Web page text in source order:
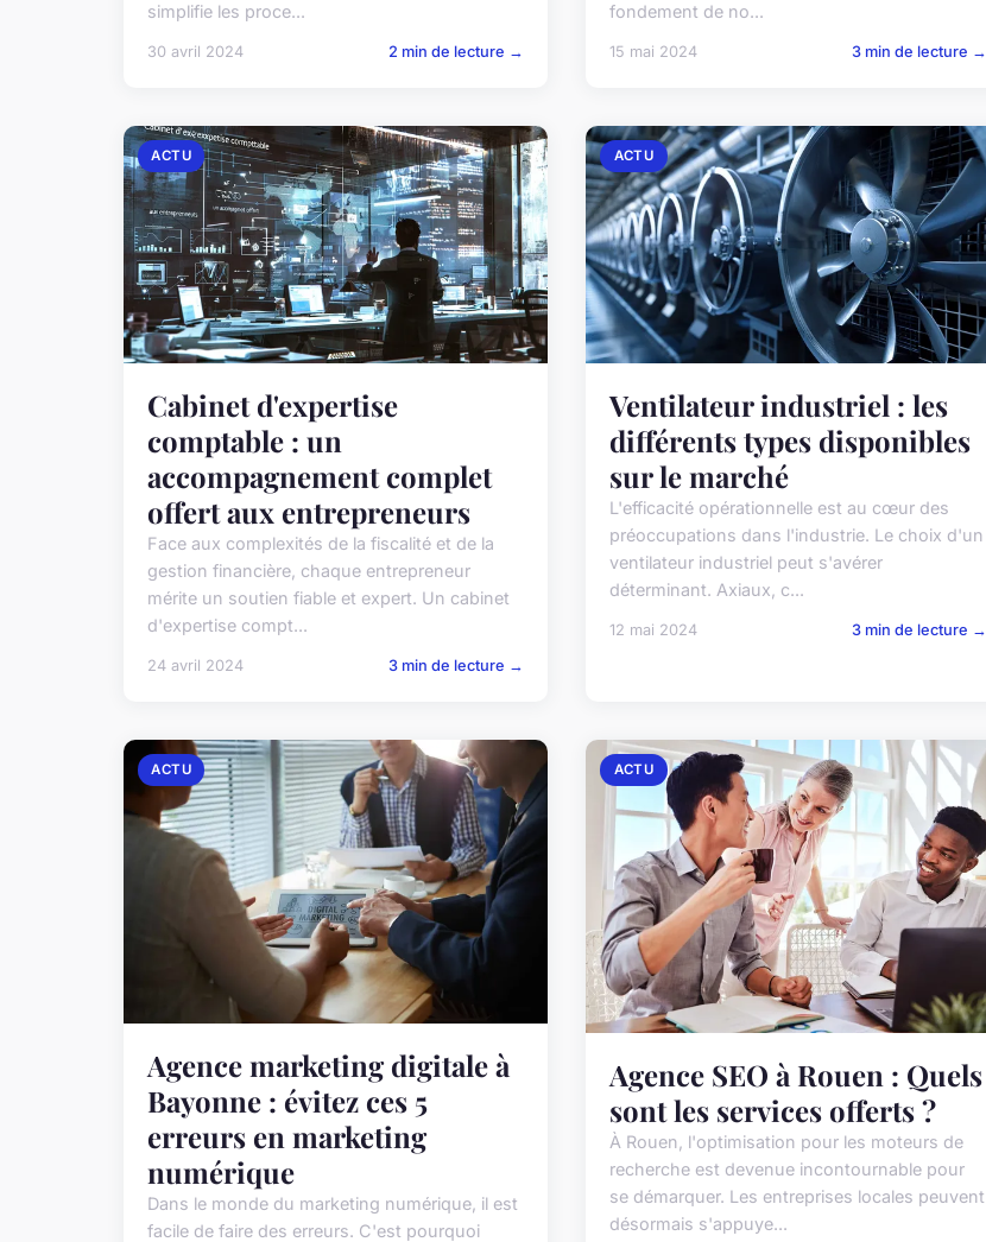
simplifie les proce...
30 avril 2024 2 min de lecture →
fondement de no...
15 mai 2024 3 min de lecture →
ACTU
Cabinet d'expertise
comptable : un
accompagnement complet
offert aux entrepreneurs
Face aux complexités de la fiscalité et de la
gestion financière, chaque entrepreneur
mérite un soutien fiable et expert. Un cabinet
d'expertise compt...
24 avril 2024 3 min de lecture →
ACTU
Ventilateur industriel : les
différents types disponibles
sur le marché
L'efficacité opérationnelle est au cœur des
préoccupations dans l'industrie. Le choix d'un
ventilateur industriel peut s'avérer
déterminant. Axiaux, c...
12 mai 2024 3 min de lecture →
ACTU
Agence marketing digitale à
Bayonne : évitez ces 5
erreurs en marketing
numérique
Dans le monde du marketing numérique, il est
facile de faire des erreurs. C'est pourquoi
ACTU
Agence SEO à Rouen : Quels
sont les services offerts ?
À Rouen, l'optimisation pour les moteurs de
recherche est devenue incontournable pour
se démarquer. Les entreprises locales peuvent
désormais s'appuye...